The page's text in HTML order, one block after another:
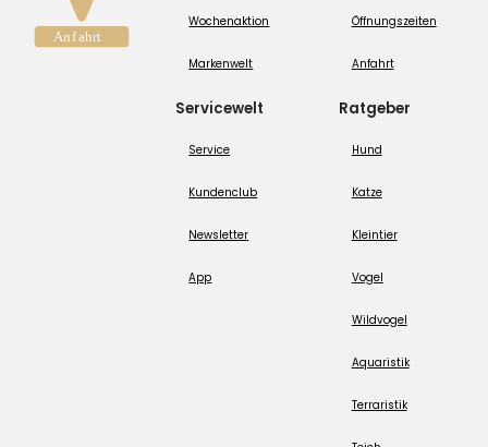
Wochenaktion
Markenwelt
Servicewelt
Service
Kundenclub
Newsletter
App
Öffnungszeiten
Anfahrt
Ratgeber
Hund
Katze
Kleintier
Vogel
Wildvogel
Aquaristik
Terraristik